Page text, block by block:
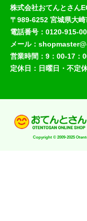
株式会社おてんとさん
〒989-6252 宮城県大
電話番号：0120-915-
メール：
営業時間：9：00-17：
定休日：日曜日・不定
Copyright © 2009-2025